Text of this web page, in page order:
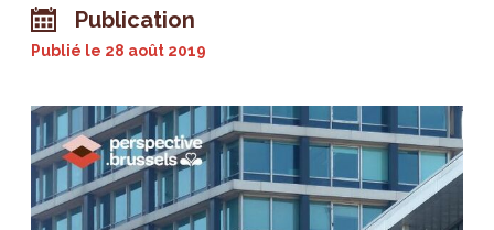
Publication
Publié le 28 août 2019